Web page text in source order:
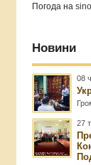
Погода на
Новини
08
27